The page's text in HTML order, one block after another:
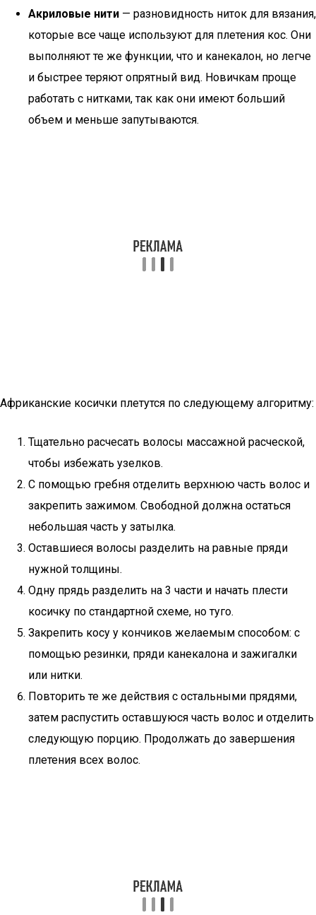
Акриловые нити — разновидность ниток для вязания,
которые все чаще используют для плетения кос. Они
выполняют те же функции, что и канекалон, но легче
и быстрее теряют опрятный вид. Новичкам проще
работать с нитками, так как они имеют больший
объем и меньше запутываются.
Африканские косички плетутся по следующему алгоритму:
Тщательно расчесать волосы массажной расческой,
чтобы избежать узелков.
С помощью гребня отделить верхнюю часть волос и
закрепить зажимом. Свободной должна остаться
небольшая часть у затылка.
Оставшиеся волосы разделить на равные пряди
нужной толщины.
Одну прядь разделить на 3 части и начать плести
косичку по стандартной схеме, но туго.
Закрепить косу у кончиков желаемым способом: с
помощью резинки, пряди канекалона и зажигалки
или нитки.
Повторить те же действия с остальными прядями,
затем распустить оставшуюся часть волос и отделить
следующую порцию. Продолжать до завершения
плетения всех волос.